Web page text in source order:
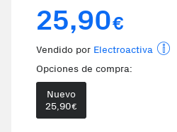
25,90€
Vendido por Electroactiva
Opciones de compra:
Nuevo
25,90€